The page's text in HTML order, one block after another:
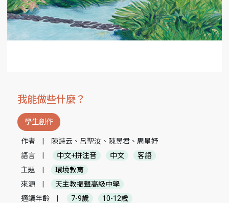
我能做些什麼？
學生創作
作者
陳詩云、呂聖汝、陳昱君、周星妤
語言
中文+拼注音 中文
客語
主題
環境教育
來源
天主教振聲高級中學
適讀年齡
7-9歲
10-12歲